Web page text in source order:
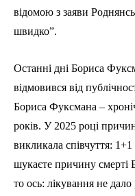
відомою з заяви
швидко”.
Останні дні Бориса
відмовився від
Бориса Фуксмана –
років. У 2025 році
викликала співчуття:
шукаєте причину смерті
то ось: лікування не